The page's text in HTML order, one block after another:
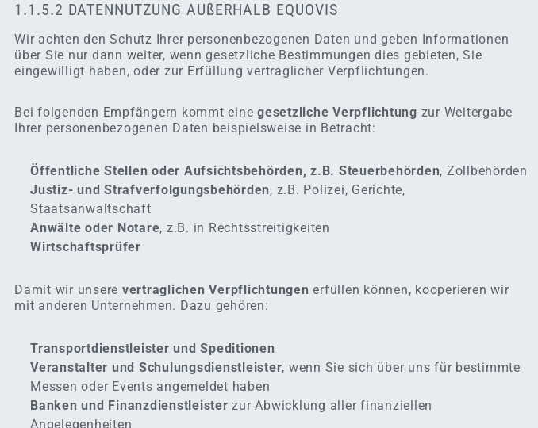
1.1.5.2 DATENNUTZUNG AUßERHALB EQUOVIS
Wir achten den Schutz Ihrer personenbezogenen Daten und geben Informationen
über Sie nur dann weiter, wenn gesetzliche Bestimmungen dies gebieten, Sie
eingewilligt haben, oder zur Erfüllung vertraglicher Verpflichtungen.
Bei folgenden Empfängern kommt einegesetzliche Verpflichtung zur Weitergabe
Ihrer personenbezogenen Daten beispielsweise in Betracht:
Öffentliche Stellen oder Aufsichtsbehörden, z.B. Steuerbehörden, Zollbehörden
Justiz- und Strafverfolgungsbehörden, z.B. Polizei, Gerichte,
Staatsanwaltschaft
Anwälte oder Notare, z.B. in Rechtsstreitigkeiten
Wirtschaftsprüfer
Damit wir unsere vertraglichen Verpflichtungen erfüllen können, kooperieren wir
mit anderen Unternehmen. Dazu gehören:
Transportdienstleister und Speditionen
Veranstalter und Schulungsdienstleister, wenn Sie sich über uns für bestimmte
Messen oder Events angemeldet haben
Banken und Finanzdienstleister zur Abwicklung aller finanziellen